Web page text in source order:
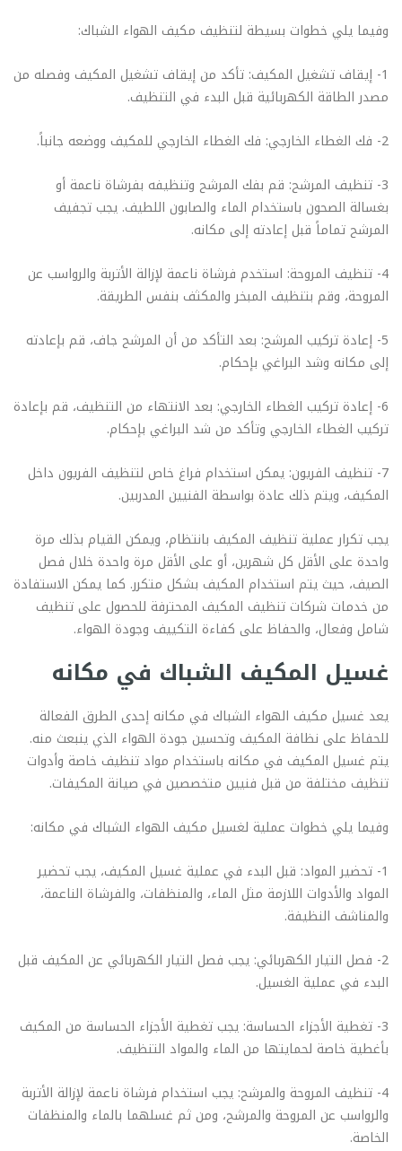
وفيما يلي خطوات بسيطة لتنظيف مكيف الهواء الشباك:
1- إيقاف تشغيل المكيف: تأكد من إيقاف تشغيل المكيف وفصله من
مصدر الطاقة الكهربائية قبل البدء في التنظيف.
2- فك الغطاء الخارجي: فك الغطاء الخارجي للمكيف ووضعه جانباً.
3- تنظيف المرشح: قم بفك المرشح وتنظيفه بفرشاة ناعمة أو
بغسالة الصحون باستخدام الماء والصابون اللطيف. يجب تجفيف
المرشح تماماً قبل إعادته إلى مكانه.
4- تنظيف المروحة: استخدم فرشاة ناعمة لإزالة الأتربة والرواسب عن
المروحة، وقم بتنظيف المبخر والمكثف بنفس الطريقة.
5- إعادة تركيب المرشح: بعد التأكد من أن المرشح جاف، قم بإعادته
إلى مكانه وشد البراغي بإحكام.
6- إعادة تركيب الغطاء الخارجي: بعد الانتهاء من التنظيف، قم بإعادة
تركيب الغطاء الخارجي وتأكد من شد البراغي بإحكام.
7- تنظيف الفريون: يمكن استخدام فراغ خاص لتنظيف الفريون داخل
المكيف، ويتم ذلك عادة بواسطة الفنيين المدربين.
يجب تكرار عملية تنظيف المكيف بانتظام، ويمكن القيام بذلك مرة
واحدة على الأقل كل شهرين، أو على الأقل مرة واحدة خلال فصل
الصيف، حيث يتم استخدام المكيف بشكل متكرر. كما يمكن الاستفادة
من خدمات شركات تنظيف المكيف المحترفة للحصول على تنظيف
شامل وفعال، والحفاظ على كفاءة التكييف وجودة الهواء.
غسيل المكيف الشباك في مكانه
يعد غسيل مكيف الهواء الشباك في مكانه إحدى الطرق الفعالة
للحفاظ على نظافة المكيف وتحسين جودة الهواء الذي ينبعث منه.
يتم غسيل المكيف في مكانه باستخدام مواد تنظيف خاصة وأدوات
تنظيف مختلفة من قبل فنيين متخصصين في صيانة المكيفات.
وفيما يلي خطوات عملية لغسيل مكيف الهواء الشباك في مكانه:
1- تحضير المواد: قبل البدء في عملية غسيل المكيف، يجب تحضير
المواد والأدوات اللازمة مثل الماء، والمنظفات، والفرشاة الناعمة،
والمناشف النظيفة.
2- فصل التيار الكهربائي: يجب فصل التيار الكهربائي عن المكيف قبل
البدء في عملية الغسيل.
3- تغطية الأجزاء الحساسة: يجب تغطية الأجزاء الحساسة من المكيف
بأغطية خاصة لحمايتها من الماء والمواد التنظيف.
4- تنظيف المروحة والمرشح: يجب استخدام فرشاة ناعمة لإزالة الأتربة
والرواسب عن المروحة والمرشح، ومن ثم غسلهما بالماء والمنظفات
الخاصة.